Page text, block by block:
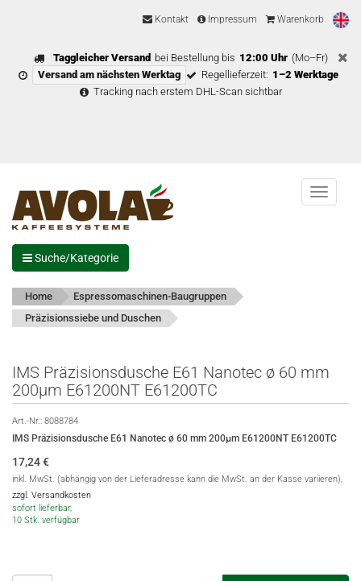
Kontakt Impressum Warenkorb
Taggleicher Versand bei Bestellung bis 12:00 Uhr (Mo–Fr)
Versand am nächsten Werktag
Regellieferzeit: 1–2 Werktage
Tracking nach erstem DHL-Scan sichtbar
Menu
Suche/Kategorie
Home
Espressomaschinen-Baugruppen
Präzisionssiebe und Duschen
IMS Präzisionsdusche E61 Nanotec ø 60 mm
200µm E61200NT E61200TC
Art.-Nr.: 8088784
IMS Präzisionsdusche E61 Nanotec ø 60 mm 200µm E61200NT E61200TC
17,24€
inkl. MwSt. (abhängig von der Lieferadresse kann die MwSt. an der Kasse variieren),
zzgl. Versandkosten
sofort lieferbar,
10 Stk. verfügbar